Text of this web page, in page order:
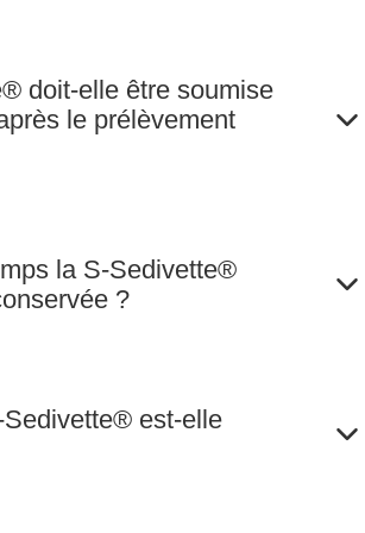
doit-elle être soumise
le prélèvement
la S-Sedivette®
?
est-elle